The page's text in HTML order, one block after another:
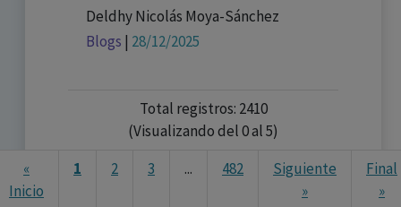
Deldhy Nicolás Moya-Sánchez
Blogs | 28/12/2025
Total registros: 2410
(Visualizando del 0 al 5)
«
Inicio
1 2 3 ... 482
Siguiente
»
Final
»